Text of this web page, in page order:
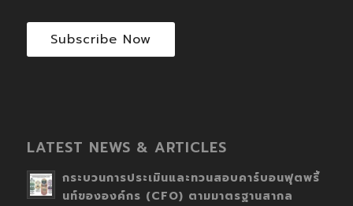
Subscribe Now
LATEST NEWS & ARTICLES
กระบวนการประเมินและทวนสอบคาร์บอนฟุตพริ้
นท์ขององค์กร (CFO) ตามมาตรฐานสากล